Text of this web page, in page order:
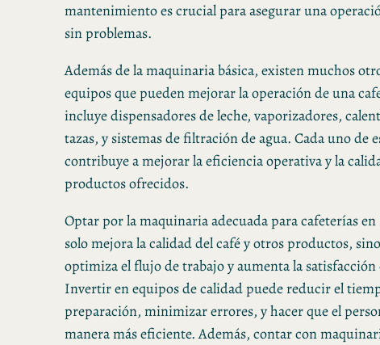
mantenimiento es crucial para asegurar una
sin problemas.
Además de la maquinaria básica, existen muchos
equipos que pueden mejorar la operación de una
incluye dispensadores de leche, vaporizadores,
tazas, y sistemas de filtración de agua. Cada uno de
contribuye a mejorar la eficiencia operativa y la
productos ofrecidos.
Optar por la maquinaria adecuada para cafeterías
solo mejora la calidad del café y otros productos,
optimiza el flujo de trabajo y aumenta la satisfacción
Invertir en equipos de calidad puede reducir el
preparación, minimizar errores, y hacer que el
manera más eficiente. Además, contar con